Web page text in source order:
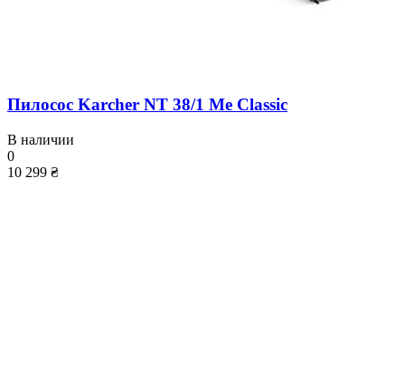
Пилосос Karcher NT 38/1 Me Classic
В наличии
0
10 299 ₴